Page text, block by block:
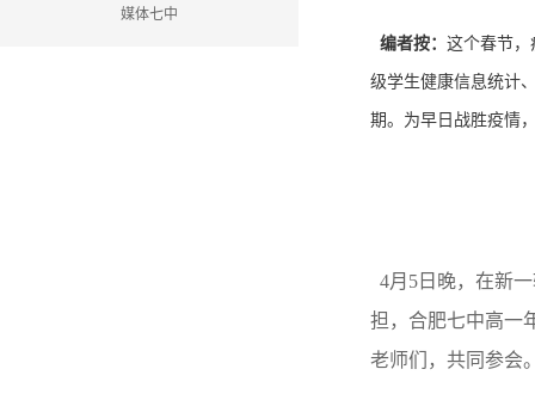
媒体七中
编者按： 这个春节，
级学生健康信息统计
期。为早日战胜疫情
4月5日晚，在新
担，合肥七中高一
老师们，共同参会